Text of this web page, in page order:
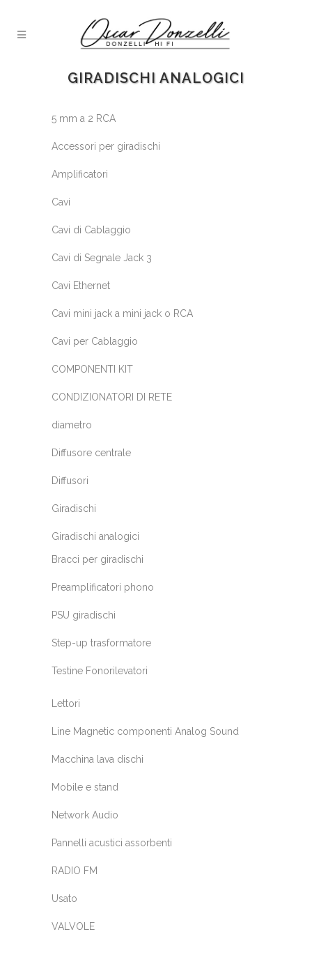
GIRADISCHI ANALOGICI
5 mm a 2 RCA
Accessori per giradischi
Amplificatori
Cavi
Cavi di Cablaggio
Cavi di Segnale Jack 3
Cavi Ethernet
Cavi mini jack a mini jack o RCA
Cavi per Cablaggio
COMPONENTI KIT
CONDIZIONATORI DI RETE
diametro
Diffusore centrale
Diffusori
Giradischi
Giradischi analogici
Bracci per giradischi
Preamplificatori phono
PSU giradischi
Step-up trasformatore
Testine Fonorilevatori
Lettori
Line Magnetic componenti Analog Sound
Macchina lava dischi
Mobile e stand
Network Audio
Pannelli acustici assorbenti
RADIO FM
Usato
VALVOLE